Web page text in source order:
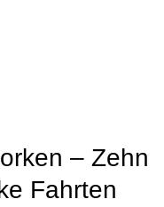
– Zehn
Fahrten